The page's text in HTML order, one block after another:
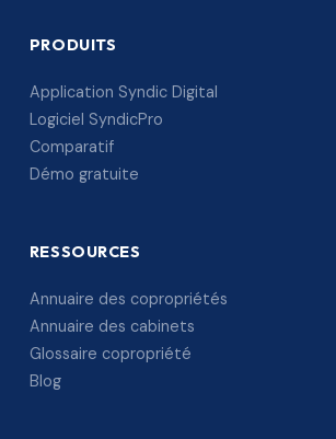
PRODUITS
Application Syndic Digital
Logiciel SyndicPro
Comparatif
Démo gratuite
RESSOURCES
Annuaire des copropriétés
Annuaire des cabinets
Glossaire copropriété
Blog